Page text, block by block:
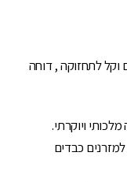
וקל לתחזוקה , דוחה
ויוקרתי.
כבדים